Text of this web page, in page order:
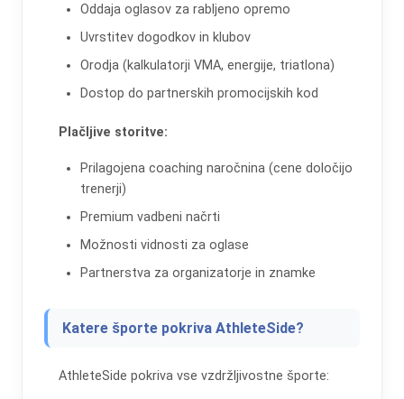
Oddaja oglasov za rabljeno opremo
Uvrstitev dogodkov in klubov
Orodja (kalkulatorji VMA, energije, triatlona)
Dostop do partnerskih promocijskih kod
Plačljive storitve:
Prilagojena coaching naročnina (cene določijo
trenerji)
Premium vadbeni načrti
Možnosti vidnosti za oglase
Partnerstva za organizatorje in znamke
Katere športe pokriva AthleteSide?
AthleteSide pokriva vse vzdržljivostne športe: